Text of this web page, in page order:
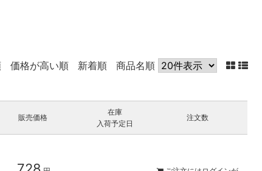
価格が高い順 新着順 商品名順
販売価格
在庫
入荷予定日
注文数